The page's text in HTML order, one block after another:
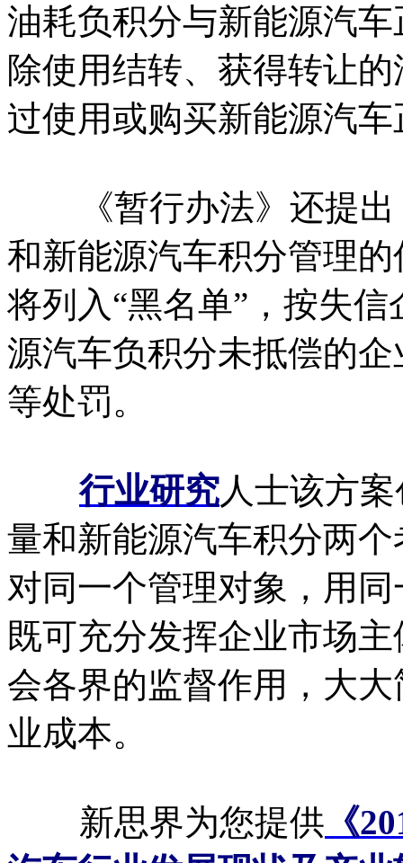
油耗负积分与新能源汽
除使用结转、获得转让
过使用或购买新能源汽
《暂行办法》还提出
和新能源汽车积分管理
将列入“黑名单”，按失
源汽车负积分未抵偿的
等处罚。
行业研究人士该方
量和新能源汽车积分两
对同一个管理对象，用
既可充分发挥企业市场
会各界的监督作用，大
业成本。
新思界为您提供 《